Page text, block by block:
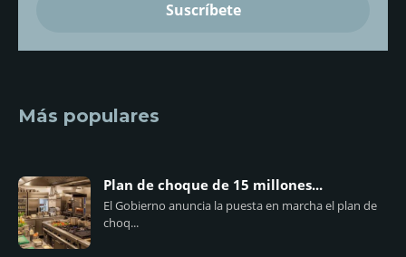
Más populares
Plan de choque de 15 millones...
El Gobierno anuncia la puesta en marcha el plan de
choq...